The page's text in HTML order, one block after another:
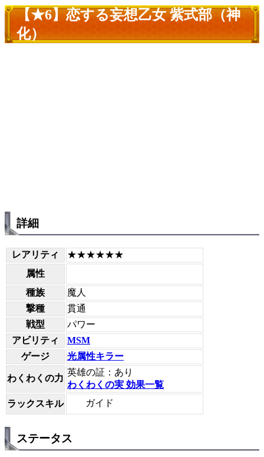
【★6】恋する妄想乙女 紫式部（神
化）
詳細
レアリティ
★★★★★★
属性
種族
魔人
撃種
貫通
戦型
パワー
アビリティ
MSM
ゲージ
光属性キラー
わくわくの力
英雄の証：あり
わくわくの実 効果一覧
ラックスキル
ガイド
ステータス